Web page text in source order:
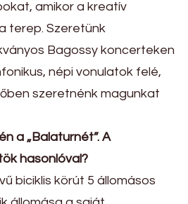
amikor a kreatív
terep. Szeretünk
Bagossy koncerteken
népi vonulatok felé,
szeretnénk magunkat
a „Balaturnét”. A
hasonlóval?
biciklis körút 5 állomásos